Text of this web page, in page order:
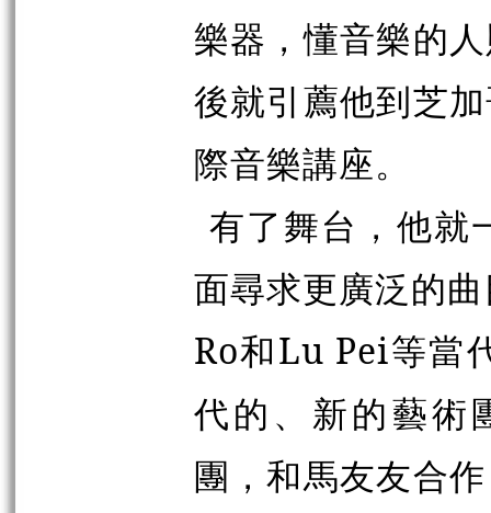
樂器，懂音樂的
後就引薦他到芝
際音樂講座。
有了舞台，他就
面尋求更廣泛的
Ro和Lu Pei等當
代的、新的藝術
團，和馬友友合